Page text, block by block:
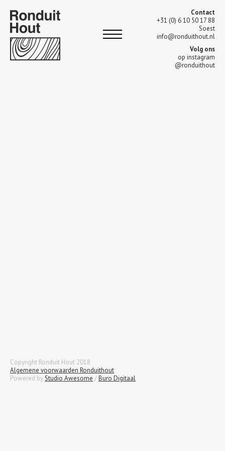
Contact
+31 (0) 6 10 50 17 88
Soest
info@ronduithout.nl
Volg ons
op instagram
@ronduithout
Copyright Ronduit Hout 2018
Algemene voorwaarden Ronduithout
Powered byStudio Awesome /Buro Digitaal